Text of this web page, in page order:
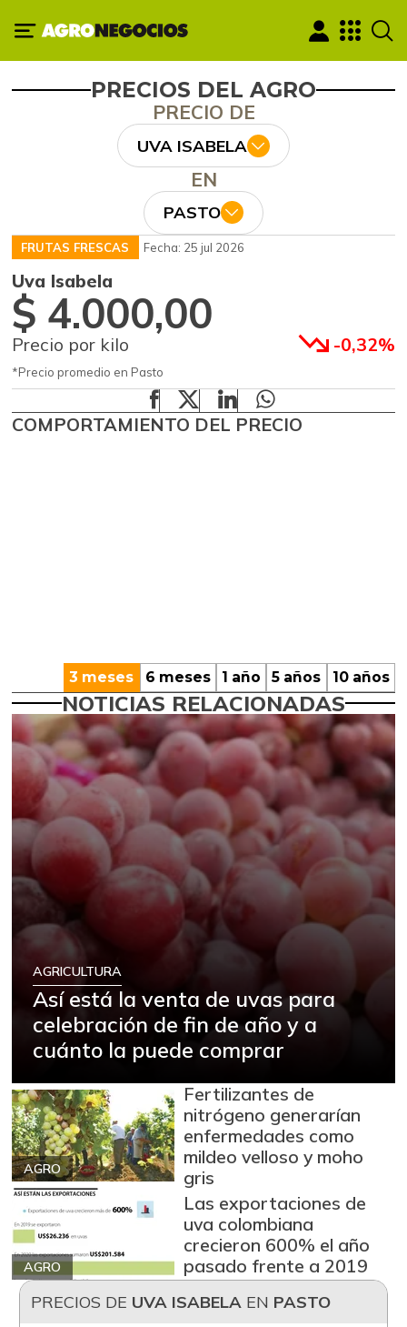
PRECIOS DEL AGRO
PRECIO DE
UVA ISABELA
EN
PASTO
FRUTAS FRESCAS Fecha: 25 jul 2026
Uva Isabela
$ 4.000,00
Precio por kilo -0,32%
*Precio promedio en Pasto
COMPORTAMIENTO DEL PRECIO
3 meses 6 meses 1 año 5 años 10 años
NOTICIAS RELACIONADAS
AGRICULTURA
Así está la venta de uvas para
celebración de fin de año y a
cuánto la puede comprar
AGRO
Fertilizantes de
nitrógeno generarían
enfermedades como
mildeo velloso y moho
gris
AGRO
Las exportaciones de
uva colombiana
crecieron 600% el año
pasado frente a 2019
PRECIOS DE UVA ISABELAEN PASTO